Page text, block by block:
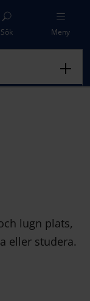
Sök Meny
lugn plats,
eller studera.